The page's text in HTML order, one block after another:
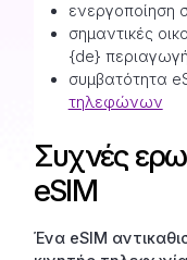
ενεργοποίηση
σημαντικές
{de}
συμβατότητα
τηλεφώνων
Συχνές
eSIM
Ένα eSIM